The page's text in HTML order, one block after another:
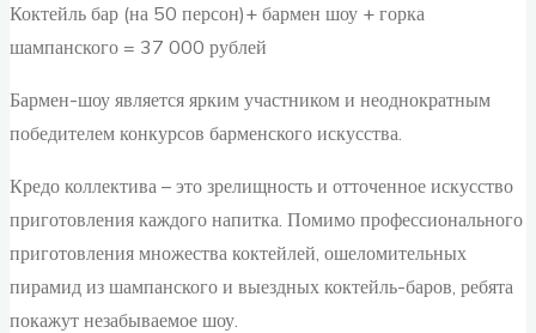
Коктейль бар (на 50 персон)+ бармен шоу + горка
шампанского = 37 000 рублей
Бармен-шоу является ярким участником и неоднократным
победителем конкурсов барменского искусства.
Кредо коллектива – это зрелищность и отточенное искусство
приготовления каждого напитка. Помимо профессионального
приготовления множества коктейлей, ошеломительных
пирамид из шампанского и выездных коктейль-баров, ребята
покажут незабываемое шоу.